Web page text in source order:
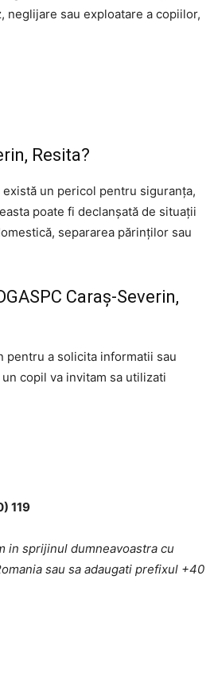
sau exploatare a copiilor,
Resita?
un pericol pentru siguranța,
poate fi declanșată de situații
separarea părinților sau
Caraş-Severin,
pentru a solicita informatii sau
copil va invitam sa utilizati
119
in sprijinul dumneavoastra cu
sau sa adaugati prefixul +40